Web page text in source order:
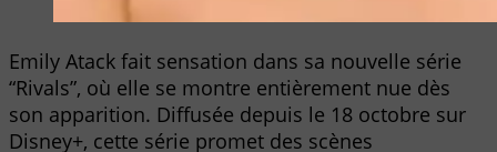
Emily Atack fait sensation dans sa nouvelle série
“Rivals”, où elle se montre entièrement nue dès
son apparition. Diffusée depuis le 18 octobre sur
Disney+, cette série promet des scènes